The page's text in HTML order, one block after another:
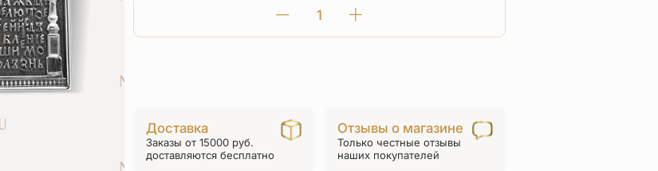
Количество
товара
«Всецарица»
005
Доставка
Заказы от 15000 руб.
доставляются бесплатно
Отзывы о магазине
Только честные отзывы
наших покупателей